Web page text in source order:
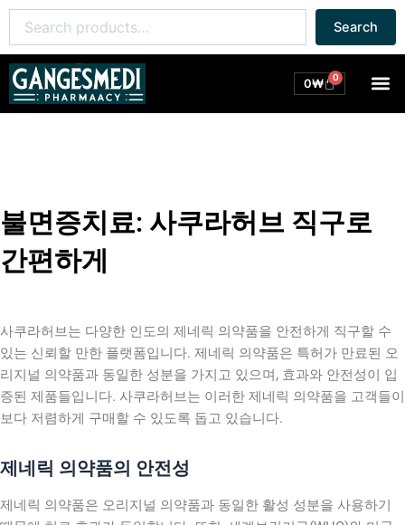
콘
츠
너
for:
Search
0₩ 0
Cart
불면증치료: 사쿠라허브 직구로
간편하게
사쿠라허브는 다양한 인도의 제네릭 의약품을 안전하게 직구할 수
있는 신뢰할 만한 플랫폼입니다. 제네릭 의약품은 특허가 만료된 오
리지널 의약품과 동일한 성분을 가지고 있으며, 효과와 안전성이 입
증된 제품들입니다. 사쿠라허브는 이러한 제네릭 의약품을 고객들이
보다 저렴하게 구매할 수 있도록 돕고 있습니다.
제네릭 의약품의 안전성
제네릭 의약품은 오리지널 의약품과 동일한 활성 성분을 사용하기